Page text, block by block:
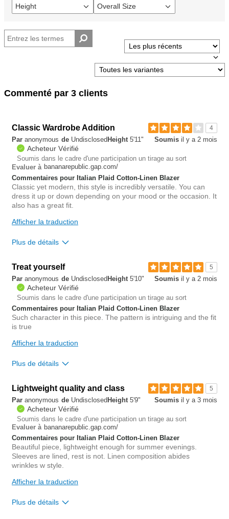
Height
Français Overall Size
Français
Commenté par 3 clients
4
Classic Wardrobe Addition
Soumis il y a 2 mois
Par anonymous de Undisclosed Height 5'11"
Acheteur Vérifié
Soumis dans le cadre d'une participation un tirage au sort
Evaluer à bananarepublic.gap.com/
Commentaires pour Italian Plaid Cotton-Linen Blazer
Classic yet modern, this style is incredibly versatile. You can
dress it up or down depending on your mood or the occasion. It
also has a great fit.
Afficher la traduction
Plus de détails
Overall size
small
Est-ce que cet avis est
utile?
1
Signaler un
5
Treat yourself
Soumis il y a 2 mois
Par anonymous de Undisclosed Height 5'10"
Acheteur Vérifié
Soumis dans le cadre d'une participation un tirage au sort
Commentaires pour Italian Plaid Cotton-Linen Blazer
Such character in this piece. The pattern is intriguing and the fit
is true
Afficher la traduction
Plus de détails
Overall size
small
Est-ce que cet avis est
utile?
1
0
Signaler un
avis
5
Lightweight quality and class
Soumis il y a 3 mois
Par anonymous de Undisclosed Height 5'9"
Acheteur Vérifié
Soumis dans le cadre d'une participation un tirage au sort
Evaluer à bananarepublic.gap.com/
Commentaires pour Italian Plaid Cotton-Linen Blazer
Beautiful piece, lightweight enough for summer evenings.
Sleeves are lined, rest is not. Linen composition abides
wrinkles w style.
Afficher la traduction
Plus de détails